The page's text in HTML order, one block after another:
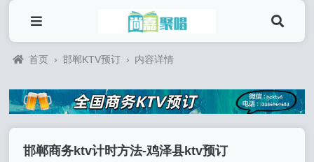
首页 › 邯郸KTV预订 › 内容详情
邯郸商务ktv计时方法-鸡泽县ktv预订